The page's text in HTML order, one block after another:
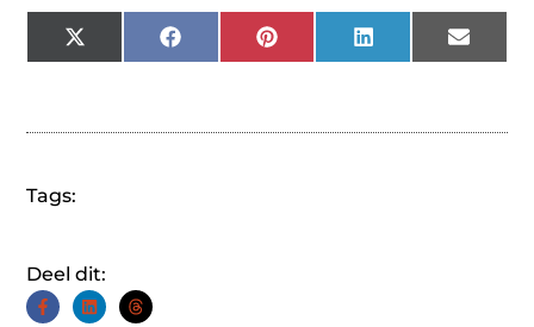
X
(Twitter)
FacebookPinterestLinkedInEmail
Tags:
Deel dit: